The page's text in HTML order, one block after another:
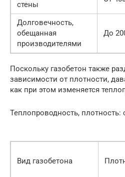
стены
Долговечность,
обещанная
производителями
До
Поскольку газобетон также
зависимости от плотности,
как при этом изменяется
Теплопроводность,
Вид газобетона